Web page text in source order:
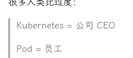
Kubernetes = 公司 CEO
Pod = 员工